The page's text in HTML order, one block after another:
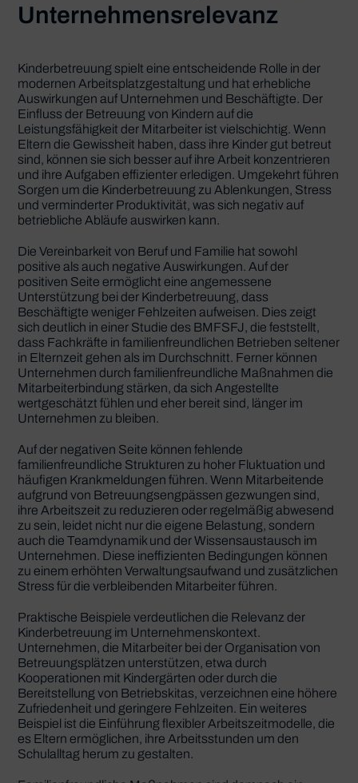
Unternehmensrelevanz
Kinderbetreuung spielt eine entscheidende Rolle in der
modernen Arbeitsplatzgestaltung und hat erhebliche
Auswirkungen auf Unternehmen und Beschäftigte. Der
Einfluss der Betreuung von Kindern auf die
Leistungsfähigkeit der Mitarbeiter ist vielschichtig. Wenn
Eltern die Gewissheit haben, dass ihre Kinder gut betreut
sind, können sie sich besser auf ihre Arbeit konzentrieren
und ihre Aufgaben effizienter erledigen. Umgekehrt führen
Sorgen um die Kinderbetreuung zu Ablenkungen, Stress
und verminderter Produktivität, was sich negativ auf
betriebliche Abläufe auswirken kann.
Die Vereinbarkeit von Beruf und Familie hat sowohl
positive als auch negative Auswirkungen. Auf der
positiven Seite ermöglicht eine angemessene
Unterstützung bei der Kinderbetreuung, dass
Beschäftigte weniger Fehlzeiten aufweisen. Dies zeigt
sich deutlich in einer Studie des BMFSFJ, die feststellt,
dass Fachkräfte in familienfreundlichen Betrieben seltener
in Elternzeit gehen als im Durchschnitt. Ferner können
Unternehmen durch familienfreundliche Maßnahmen die
Mitarbeiterbindung stärken, da sich Angestellte
wertgeschätzt fühlen und eher bereit sind, länger im
Unternehmen zu bleiben.
Auf der negativen Seite können fehlende
familienfreundliche Strukturen zu hoher Fluktuation und
häufigen Krankmeldungen führen. Wenn Mitarbeitende
aufgrund von Betreuungsengpässen gezwungen sind,
ihre Arbeitszeit zu reduzieren oder regelmäßig abwesend
zu sein, leidet nicht nur die eigene Belastung, sondern
auch die Teamdynamik und der Wissensaustausch im
Unternehmen. Diese ineffizienten Bedingungen können
zu einem erhöhten Verwaltungsaufwand und zusätzlichen
Stress für die verbleibenden Mitarbeiter führen.
Praktische Beispiele verdeutlichen die Relevanz der
Kinderbetreuung im Unternehmenskontext.
Unternehmen, die Mitarbeiter bei der Organisation von
Betreuungsplätzen unterstützen, etwa durch
Kooperationen mit Kindergärten oder durch die
Bereitstellung von Betriebskitas, verzeichnen eine höhere
Zufriedenheit und geringere Fehlzeiten. Ein weiteres
Beispiel ist die Einführung flexibler Arbeitszeitmodelle, die
es Eltern ermöglichen, ihre Arbeitsstunden um den
Schulalltag herum zu gestalten.